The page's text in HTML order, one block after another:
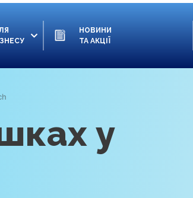
НОВИНИ
ТА АКЦІЇ
у